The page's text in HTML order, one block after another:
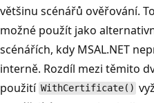
většinu scénářů ověřování.
možné použít jako
scénářích, kdy MSAL.NET
interně. Rozdíl mezi těmito
použití WithCertificate()